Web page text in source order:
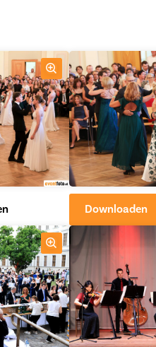
Downloaden